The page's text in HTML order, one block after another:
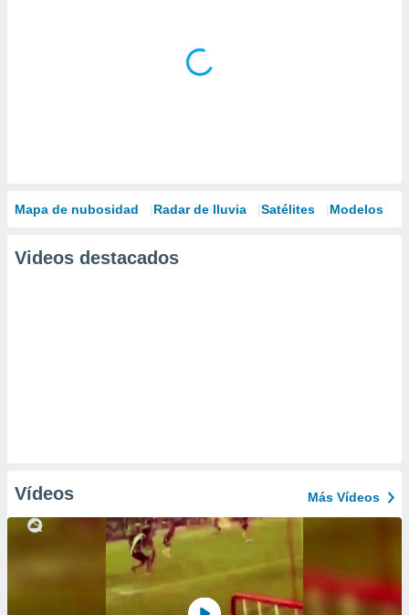
Mapa de nubosidad Radar de lluvia Satélites Modelos
Videos destacados
Vídeos Más Vídeos